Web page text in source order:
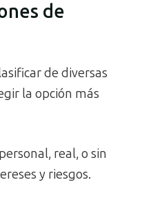
de
de diversas
la opción más
real, o sin
y riesgos.